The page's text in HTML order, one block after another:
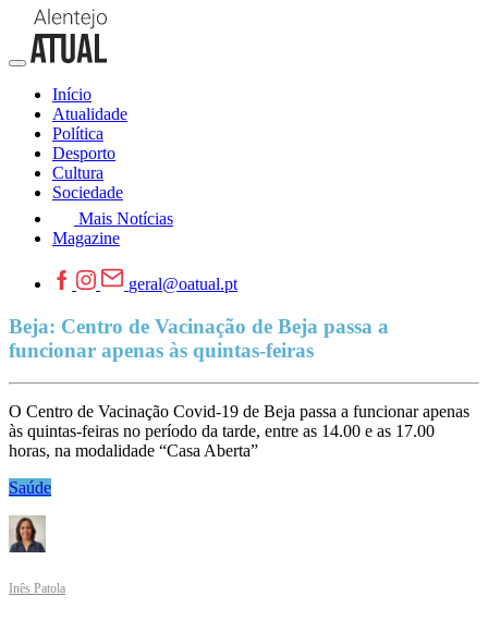
Início
Atualidade
Política
Desporto
Cultura
Sociedade
Mais Notícias
Magazine
geral@oatual.pt
Beja: Centro de Vacinação de Beja passa a
funcionar apenas às quintas-feiras
O Centro de Vacinação Covid-19 de Beja passa a funcionar apenas
às quintas-feiras no período da tarde, entre as 14.00 e as 17.00
horas, na modalidade “Casa Aberta”
Saúde
Inês Patola